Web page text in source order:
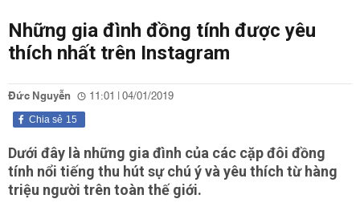
Những gia đình đồng tính được yêu
thích nhất trên Instagram
Đức Nguyễn 11:01 | 04/01/2019
15
Chia sẻ
Dưới đây là những gia đình của các cặp đôi đồng
tính nổi tiếng thu hút sự chú ý và yêu thích từ hàng
triệu người trên toàn thế giới.